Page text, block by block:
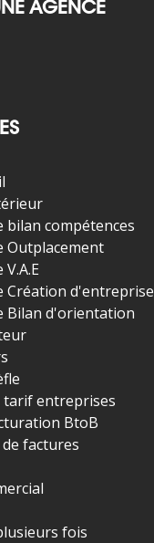
AGENCE
compétences
Outplacement
Création d'entreprise
Bilan d'orientation
tarif entreprises
BtoB
factures
fois